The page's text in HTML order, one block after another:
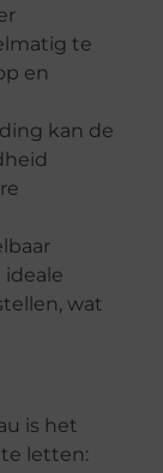
te
en
kan de
ideale
wat
is het
letten: